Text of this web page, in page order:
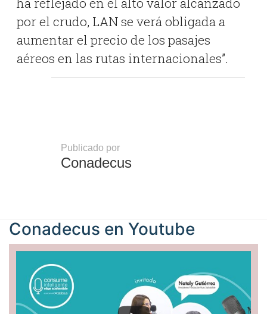
por el crudo, LAN se verá obligada a
aumentar el precio de los pasajes
aéreos en las rutas internacionales”.
Publicado por
Conadecus
Conadecus en Youtube